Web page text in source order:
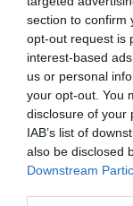
section to confirm
opt-out request is
interest-based
us or personal
your opt-out. You
disclosure of your
IAB’s list of
also be disclosed
Downstream
Ο Παναθηναϊκός
Εθνικής και στο
«γαλανόλευκη»
αποτελεί το
συγκροτήματος.
25.07.2026 ΠΟΛΟ